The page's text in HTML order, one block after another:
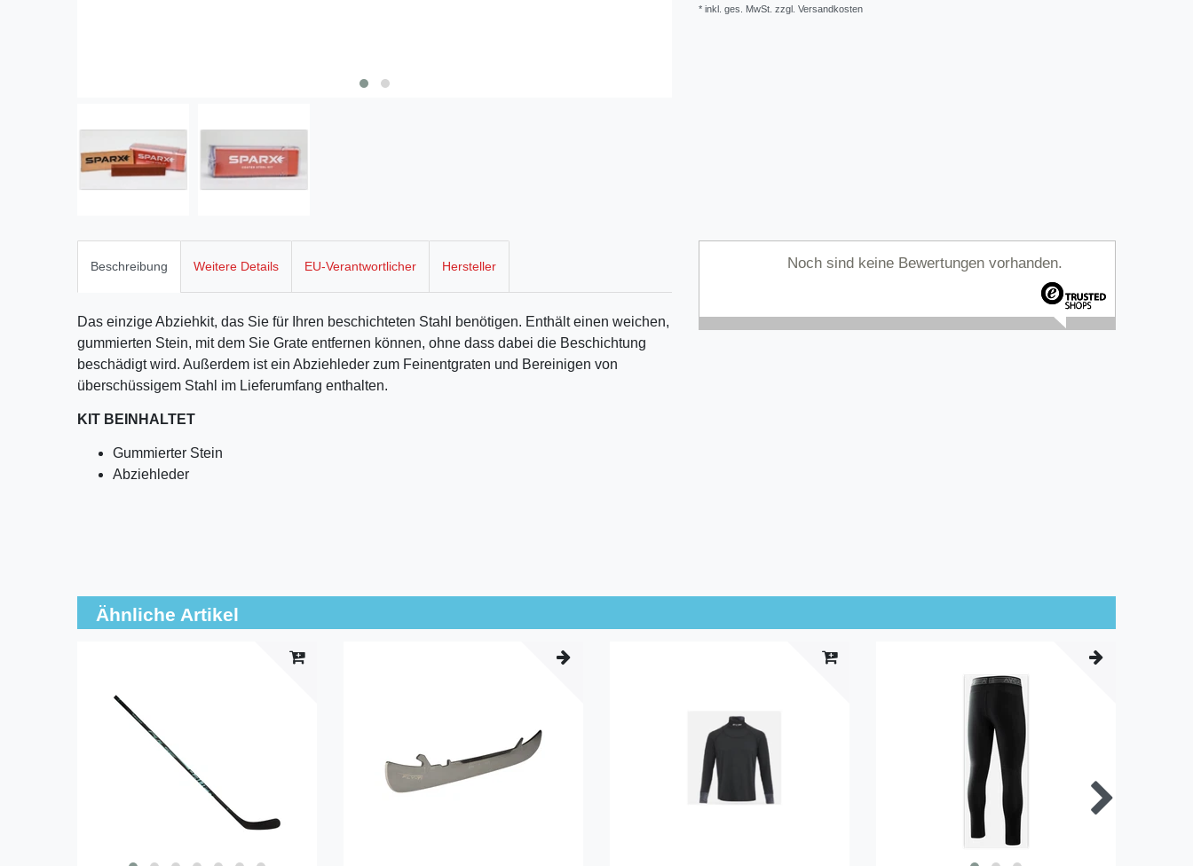
* inkl. ges. MwSt. zzgl. Versandkosten
Beschreibung Weitere Details EU-Verantwortlicher Hersteller
Das einzige Abziehkit, das Sie für Ihren beschichteten Stahl benötigen. Enthält einen weichen,
gummierten Stein, mit dem Sie Grate entfernen können, ohne dass dabei die Beschichtung
beschädigt wird. Außerdem ist ein Abziehleder zum Feinentgraten und Bereinigen von
überschüssigem Stahl im Lieferumfang enthalten.
KIT BEINHALTET
Gummierter Stein
Abziehleder
Noch sind keine Bewertungen vorhanden.
Ähnliche Artikel